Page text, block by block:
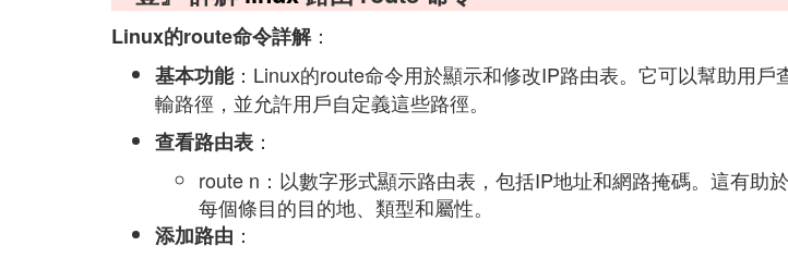
Linux的route命令詳解：
基本功能：Linux的route命令用於顯示和修改IP路由表。它可以幫助用戶
輸路徑，並允許用戶自定義這些路徑。
查看路由表 ：
route n：以數字形式顯示路由表，包括IP地址和網路掩碼。這有助
每個條目的目的地、類型和屬性。
添加路由 ：